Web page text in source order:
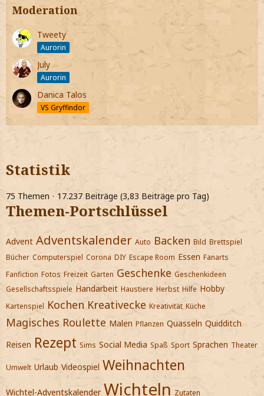
Moderation
Tweety
Aurorin
July
Aurorin
Danica Talos
VS Gryffindor
Statistik
75 Themen 17.237 Beiträge (3,83 Beiträge pro Tag)
Themen-Portschlüssel
Advent Adventskalender Auto Backen Bild Brettspiel
Bücher Computerspiel Corona DIY Escape Room Essen Fanarts
Fanfiction Fotos Freizeit Garten Geschenke Geschenkideen
Gesellschaftsspiele Handarbeit Haustiere Herbst Hilfe Hobby
Kartenspiel Kochen Kreativecke Kreativität Küche
Magisches Roulette Malen Pflanzen Quasseln Quidditch
Reisen Rezept Sims Social Media Spaß Sport Sprachen Theater
Umwelt Urlaub Videospiel Weihnachten
Wichtel-Adventskalender Wichteln Zutaten